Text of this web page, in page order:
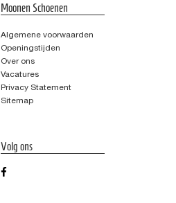
Moonen Schoenen
Algemene voorwaarden
Openingstijden
Over ons
Vacatures
Privacy Statement
Sitemap
Volg ons